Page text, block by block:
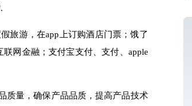
旅游，在app上订购酒店门票；饿了
网金融； 支付宝支付、支付、apple
质量，确保产品品质，提高产品技术